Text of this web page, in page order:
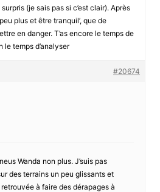
(je sais pas si c’est clair). Après
plus et être tranquil’, que de
en danger. T’as encore le temps de
le temps d’analyser
#20674
Wanda non plus. J’suis pas
des terrains un peu glissants et
retrouvée à faire des dérapages à